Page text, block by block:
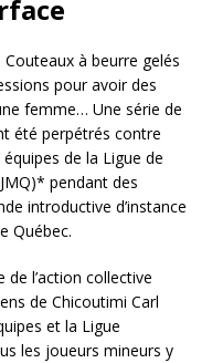
Couteaux à beurre gelés
pour avoir des
femme… Une série de
été perpétrés contre
de la Ligue de
pendant des
introductive d’instance
Québec.
de l’action collective
de Chicoutimi Carl
et la Ligue
les joueurs mineurs y